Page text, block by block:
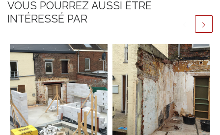
VOUS POURREZ AUSSI ÊTRE
INTÉRESSÉ PAR